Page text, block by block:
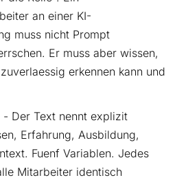
an einer KI-
muss nicht Prompt
Er muss aber wissen,
erkennen kann und
- Der Text nennt explizit
Erfahrung, Ausbildung,
Fuenf Variablen. Jedes
Mitarbeiter identisch